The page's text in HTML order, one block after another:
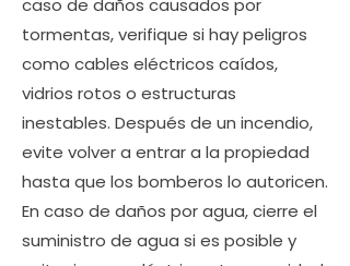
caso de daños causados ​​por
tormentas, verifique si hay peligros
como cables eléctricos caídos,
vidrios rotos o estructuras
inestables. Después de un incendio,
evite volver a entrar a la propiedad
hasta que los bomberos lo autoricen.
En caso de daños por agua, cierre el
suministro de agua si es posible y